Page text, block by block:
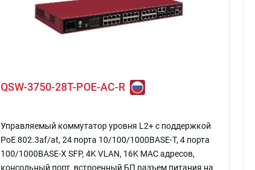
QSW-3750-28T-POE-AC-R
Управляемый коммутатор уровня L2+ с поддержкой
PoE 802.3af/at, 24 порта 10/100/1000BASE-T, 4 порта
100/1000BASE-X SFP, 4K VLAN, 16K MAC адресов,
консольный порт, встроенный БП разъем питания на